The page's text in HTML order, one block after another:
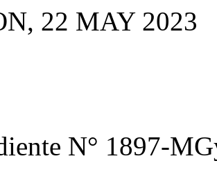
22 MAY 2023
N° 1897-